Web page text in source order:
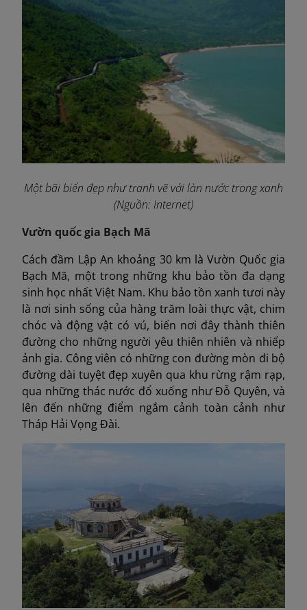
Một bãi biển đẹp như tranh vẽ với làn nước trong xanh
(Nguồn: Internet)
Vườn quốc gia Bạch Mã
Cách đầm Lập An khoảng 30 km là Vườn Quốc gia
Bạch Mã, một trong những khu bảo tồn đa dạng
sinh học nhất Việt Nam. Khu bảo tồn xanh tươi này
là nơi sinh sống của hàng trăm loài thực vật, chim
chóc và động vật có vú, biến nơi đây thành thiên
đường cho những người yêu thiên nhiên và nhiếp
ảnh gia. Công viên có những con đường mòn đi bộ
đường dài tuyệt đẹp xuyên qua khu rừng rậm rạp,
qua những thác nước đổ xuống như Đỗ Quyên, và
lên đến những điểm ngắm cảnh toàn cảnh như
Tháp Hải Vọng Đài.